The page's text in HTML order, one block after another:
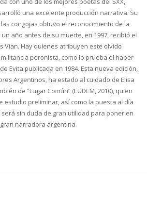
una excelente producción narrativa. Su
congojas obtuvo el reconocimiento de la
año antes de su muerte, en 1997, recibió el
Vian. Hay quienes atribuyen este olvido
peronista, como lo prueba el haber
Evita publicada en 1984. Esta nueva edición,
Argentinos, ha estado al cuidado de Elisa
de “Lugar Común” (EUDEM, 2010), quien
estudio preliminar, así como la puesta al día
sin duda de gran utilidad para poner en
narradora argentina.